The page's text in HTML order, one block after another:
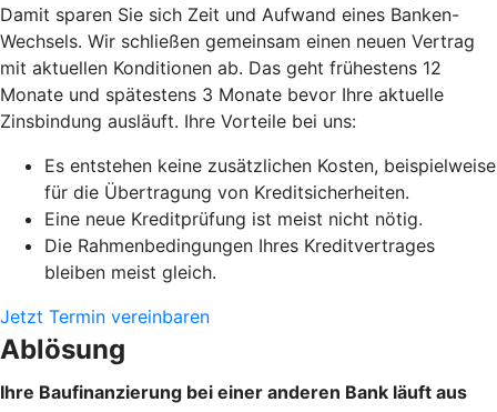
Damit sparen Sie sich Zeit und Aufwand eines Banken-
Wechsels. Wir schließen gemeinsam einen neuen Vertrag
mit aktuellen Konditionen ab. Das geht frühestens 12
Monate und spätestens 3 Monate bevor Ihre aktuelle
Zinsbindung ausläuft. Ihre Vorteile bei uns:
Es entstehen keine zusätzlichen Kosten, beispielweise
für die Übertragung von Kreditsicherheiten.
Eine neue Kreditprüfung ist meist nicht nötig.
Die Rahmenbedingungen Ihres Kreditvertrages
bleiben meist gleich.
Jetzt Termin vereinbaren
Ablösung
Ihre Baufinanzierung bei einer anderen Bank läuft aus